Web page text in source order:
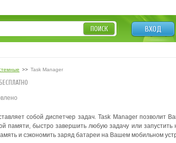
ВХОД
ПОИСК
>> Task Manager
БЕСПЛАТНО
собой диспетчер задач. Task Manager позволит
памяти, быстро завершить любую задачу или
и сэкономить заряд батареи на Вашем мобильном